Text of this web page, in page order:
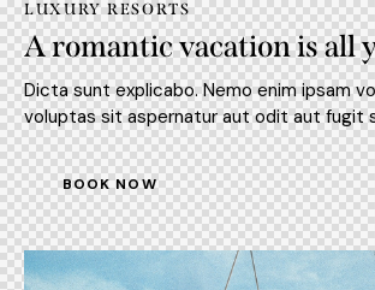
LUXURY RESORTS
A romantic vacation is all
Dicta sunt explicabo. Nemo enim ipsam
voluptas sit aspernatur aut odit aut fugit
BOOK NOW